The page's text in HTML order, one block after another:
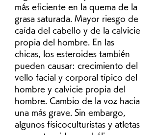
más eficiente en la quema de la
grasa saturada. Mayor riesgo de
caída del cabello y de la calvicie
propia del hombre. En las
chicas, los esteroides también
pueden causar: crecimiento del
vello facial y corporal típico del
hombre y calvicie propia del
hombre. Cambio de la voz hacia
una más grave. Sin embargo,
algunos físicoculturistas y atletas